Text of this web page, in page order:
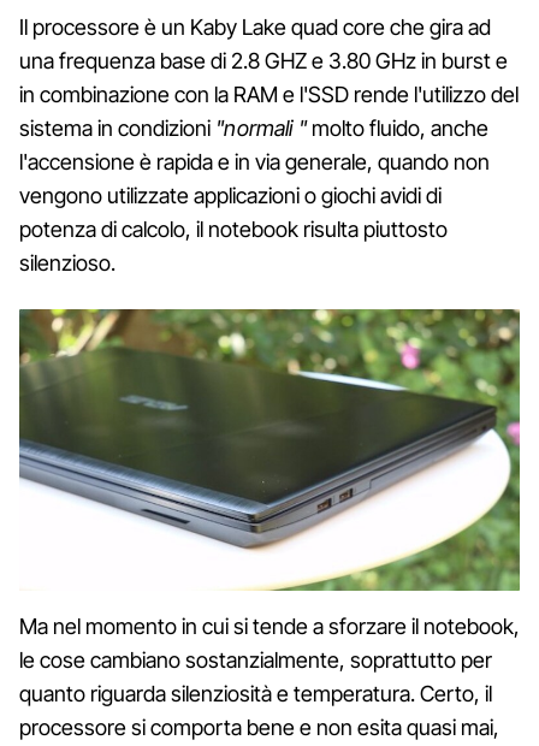
Il processore è un Kaby Lake quad core che gira ad
una frequenza base di 2.8 GHZ e 3.80 GHz in burst e
in combinazione con la RAM e l'SSD rende l'utilizzo del
sistema in condizioni "normali "molto fluido, anche
l'accensione è rapida e in via generale, quando non
vengono utilizzate applicazioni o giochi avidi di
potenza di calcolo, il notebook risulta piuttosto
silenzioso.
Ma nel momento in cui si tende a sforzare il notebook,
le cose cambiano sostanzialmente, soprattutto per
quanto riguarda silenziosità e temperatura. Certo, il
processore si comporta bene e non esita quasi mai,